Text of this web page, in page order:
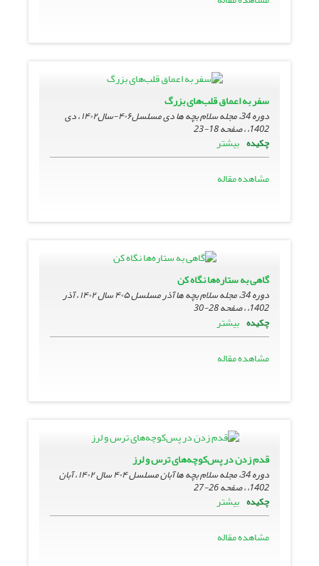
سفر به اعماق قلب‌های بزرگ
دوره 34، مجله سلام بچه ها دی مسلسل۴۰۶-سال۱۴۰۲ ، دی
1402، ، صفحه
18-23
چکیده بیشتر
مشاهده مقاله
گاهی به ستاره‌ها نگاه کن
دوره 34، مجله سلام بچه ها آذر مسلسل ۴۰۵ سال ۱۴۰۲ ، آذر
1402، ، صفحه
28-30
چکیده بیشتر
مشاهده مقاله
قدم زدن در پس‌کوچه‌های ترس و لرز
دوره 34، مجله سلام بچه ها آبان مسلسل ۴۰۴ سال ۱۴۰۲ ، آبان
1402، ، صفحه
26-27
چکیده بیشتر
مشاهده مقاله